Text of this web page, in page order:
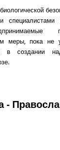
меры, пока не
в создании
-
-